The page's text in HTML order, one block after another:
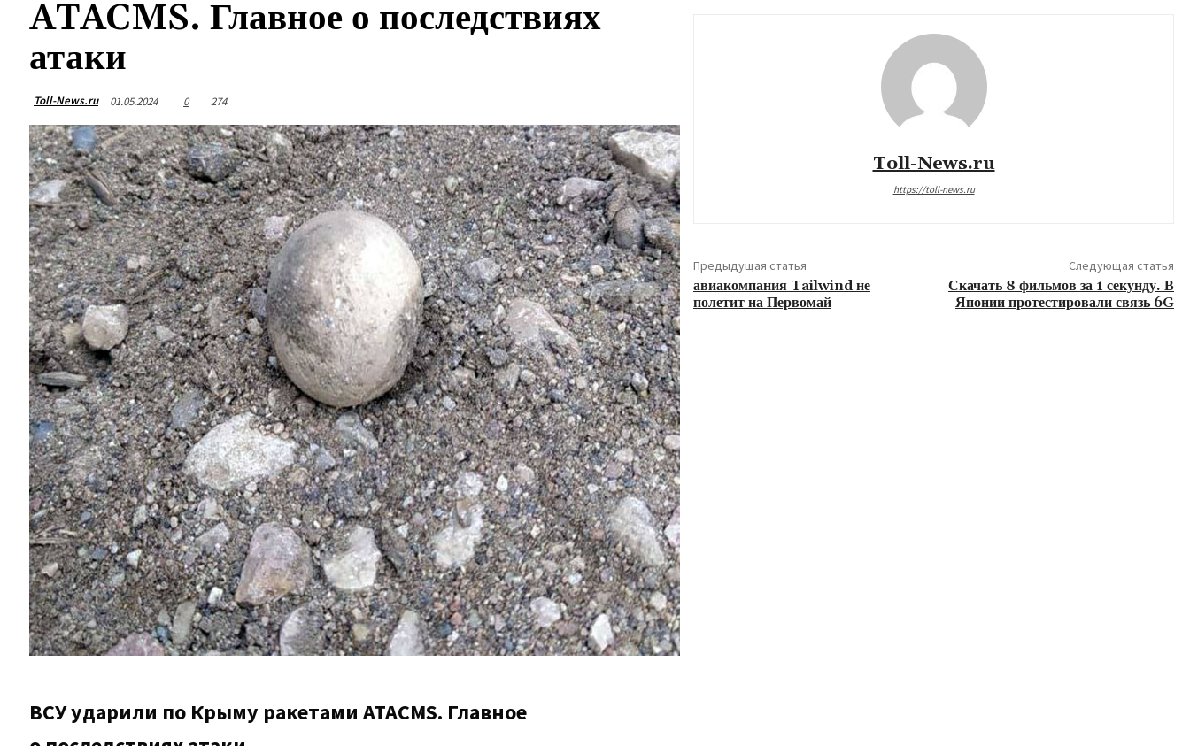
ATACMS. Главное о последствиях
атаки
Toll-News.ru 01.05.2024 0 274
ВСУ ударили по Крыму ракетами ATACMS. Главное
Toll-News.ru
https://toll-news.ru
Предыдущая статья
авиакомпания Tailwind не
полетит на Первомай
Следующая статья
Скачать 8 фильмов за 1 секунду. В
Японии протестировали связь 6G